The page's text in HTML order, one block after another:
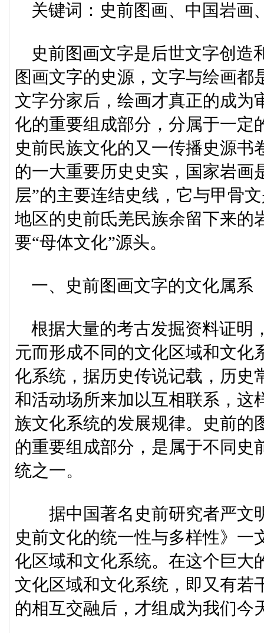
关键词：史前图画、中国岩画
史前图画文字是后世文字创造
图画文字的史源，文字与绘画
文字分家后，绘画才真正的成为
化的重要组成部分，分属于一定
史前民族文化的又一传播史源
的一大重要历史史实，国家岩画
层”的主要连结史线，它与甲骨
地区的史前氐羌民族余留下来的
要“母体文化”源头。
一、史前图画文字的文化属系
根据大量的考古发掘资料证明
元而形成不同的文化区域和文化
化系统，据历史传说记载，历史
和活动场所来加以互相联系，这
族文化系统的发展规律。史前的
的重要组成部分，是属于不同史
统之一。
据中国著名史前研究者严文
史前文化的统一性与多样性》
化区域和文化系统。在这个巨大
文化区域和文化系统，即又有若
的相互交融后，才组成为我们今